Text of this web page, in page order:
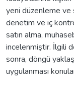
yeni düzenleme ve
denetim ve iç
satın alma,
incelenmiştir. İlgili
sonra, döngü
uygulanması